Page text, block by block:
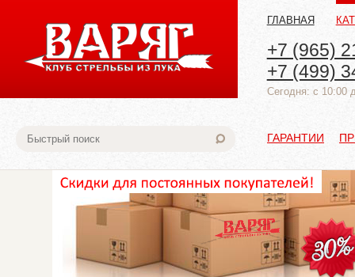
ГЛАВНАЯ
+7 (965)
+7 (499)
Cегодня: с 10:00
ГАРАНТИИ